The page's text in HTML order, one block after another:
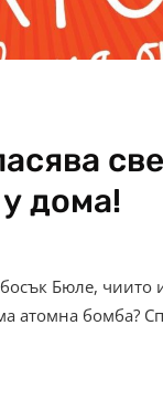
дома!
Бюле, чиито
атомна бомба?